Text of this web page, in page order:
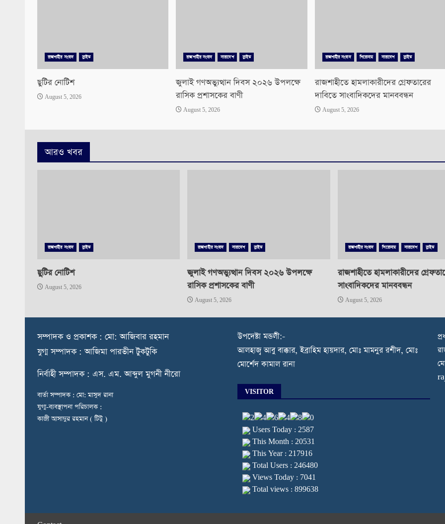
রাজশাহীর সংবাদ স্লাইড
ছুটির নোটিশ
August 5, 2026
রাজশাহীর সংবাদ সারাদেশ স্লাইড
জুলাই গণঅভ্যুত্থান দিবস ২০২৬ উপলক্ষে
রাসিক প্রশাসকের বাণী
August 5, 2026
রাজশাহীর সংবাদ শিরোনাম সারাদেশ স্লাইড
রাজশাহীতে হামলাকারীদের গ্রেফতারের
দাবিতে সাংবাদিকদের মানববন্ধন
August 5, 2026
আরও খবর
রাজশাহীর সংবাদ স্লাইড
ছুটির নোটিশ
August 5, 2026
রাজশাহীর সংবাদ সারাদেশ স্লাইড
জুলাই গণঅভ্যুত্থান দিবস ২০২৬ উপলক্ষে
রাসিক প্রশাসকের বাণী
August 5, 2026
রাজশাহীর সংবাদ শিরোনাম সারাদেশ স্লাইড
রাজশাহীতে হামলাকারীদের
সাংবাদিকদের মানববন্ধন
August 5, 2026
সম্পাদক ও প্রকাশক : মো: আজিবার রহমান
যুগ্ম সম্পাদক : আজিমা পারভীন টুকটুকি
নির্বাহী সম্পাদক : এস. এম. আব্দুল মুগনী নীরো
বার্তা সম্পাদক : মো: মাসুদ রানা
যুগ্ম-ব্যবস্থাপনা পরিচালক :
কাজী আসাদুর রহমান ( টিটু )
উপদেষ্টা মন্ডলী:-
আলহাজ্ব আবু বাক্কার, ইব্রাহিম হায়দার, মোঃ মামনুর রশীদ, মোঃ
মোর্শেদ কামাল রানা
VISITOR
Users Today : 2587
This Month : 20531
This Year : 217916
Total Users : 246480
Views Today : 7041
Total views : 899638